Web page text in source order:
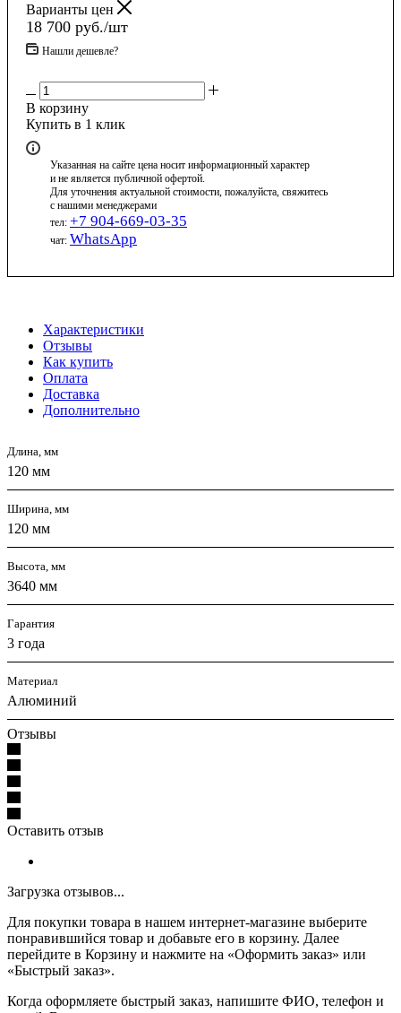
Варианты цен
18 700 руб./шт
Нашли дешевле?
В корзину
Купить в 1 клик
Указанная на сайте цена носит информационный характер
и не является публичной офертой.
Для уточнения актуальной стоимости, пожалуйста, свяжитесь
с нашими менеджерами
тел: +7 904-669-03-35
чат: WhatsApp
Характеристики
Отзывы
Как купить
Оплата
Доставка
Дополнительно
Длина, мм
120 мм
Ширина, мм
120 мм
Высота, мм
3640 мм
Гарантия
3 года
Материал
Алюминий
Отзывы
Оставить отзыв
Загрузка отзывов...
Для покупки товара в нашем интернет-магазине выберите
понравившийся товар и добавьте его в корзину. Далее
перейдите в Корзину и нажмите на «Оформить заказ» или
«Быстрый заказ».
Когда оформляете быстрый заказ, напишите ФИО, телефон и